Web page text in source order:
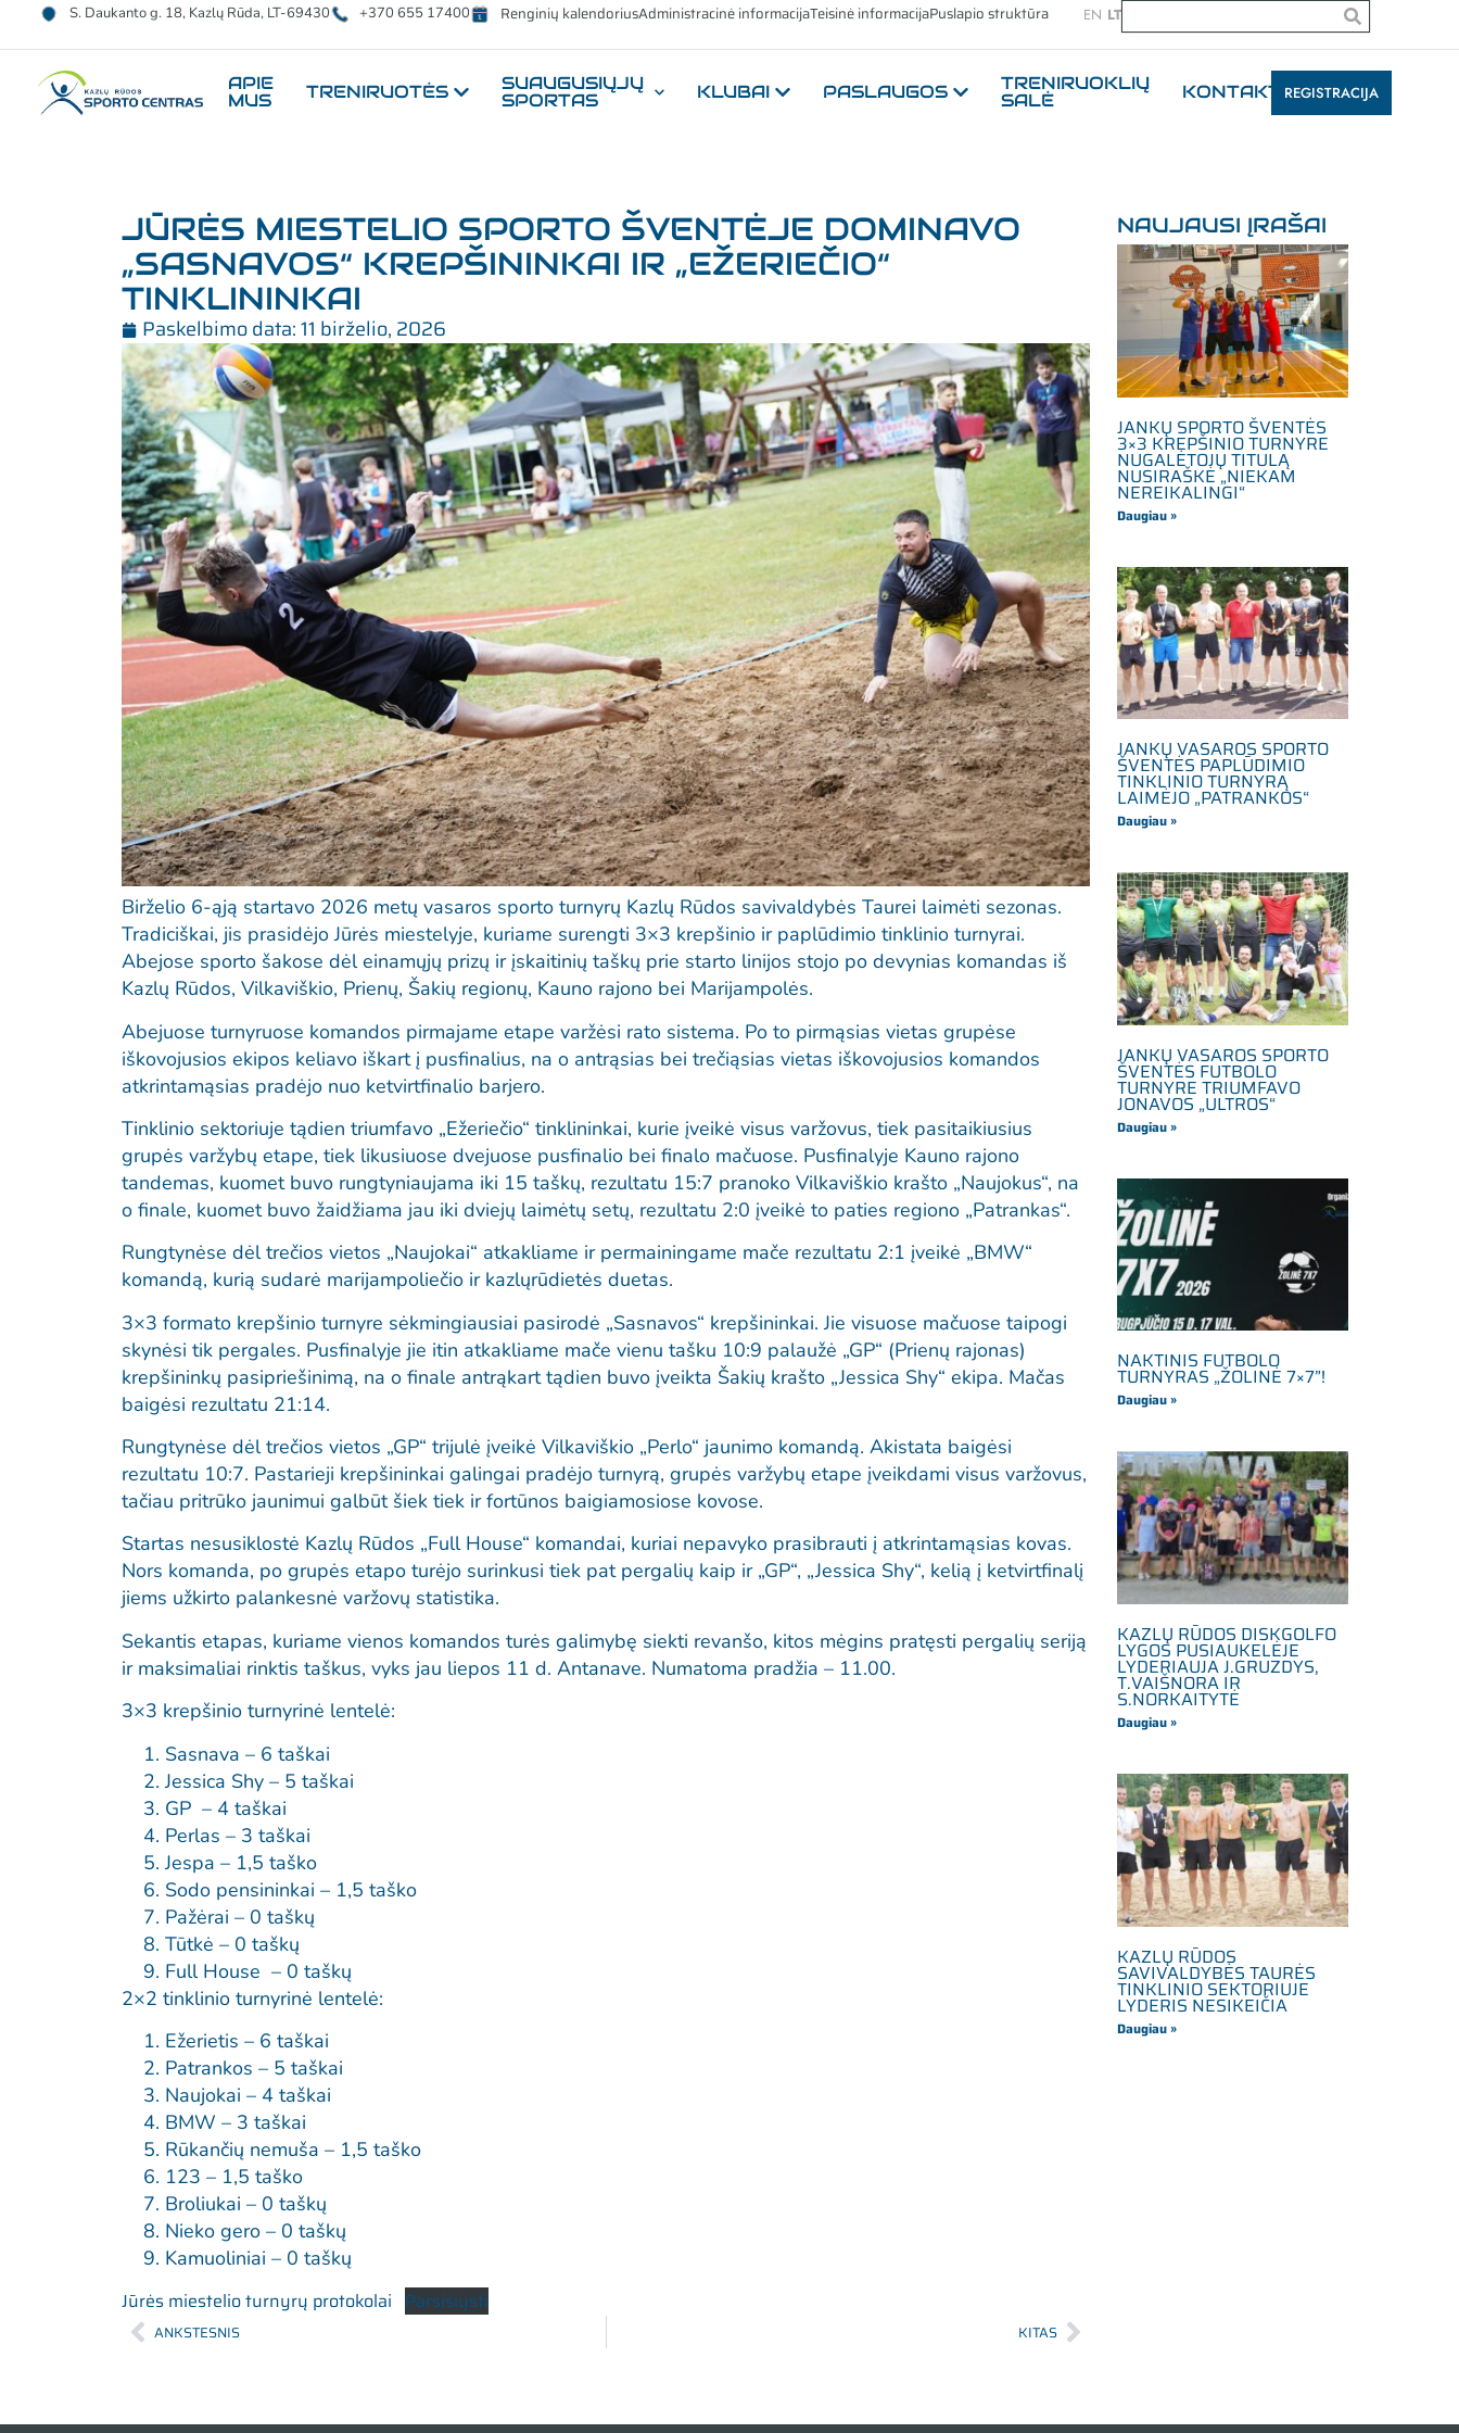
S. Daukanto g. 18, Kazlų Rūda, LT-69430 +370 655 17400 Renginių kalendoriusAdministracinė informacijaTeisinė informacijaPuslapio struktūra EN LT
APIE
MUS TRENIRUOTĖS SUAUGUSIŲJŲ
SPORTAS KLUBAI PASLAUGOS TRENIRUOKLIŲ
SALĖ KONTAKTAIREGISTRACIJA
JŪRĖS MIESTELIO SPORTO ŠVENTĖJE DOMINAVO
„SASNAVOS“ KREPŠININKAI IR „EŽERIEČIO“
TINKLININKAI
Paskelbimo data:11 birželio, 2026
Birželio 6-ąją startavo 2026 metų vasaros sporto turnyrų Kazlų Rūdos savivaldybės Taurei laimėti sezonas.
Tradiciškai, jis prasidėjo Jūrės miestelyje, kuriame surengti 3×3 krepšinio ir paplūdimio tinklinio turnyrai.
Abejose sporto šakose dėl einamųjų prizų ir įskaitinių taškų prie starto linijos stojo po devynias komandas iš
Kazlų Rūdos, Vilkaviškio, Prienų, Šakių regionų, Kauno rajono bei Marijampolės.
Abejuose turnyruose komandos pirmajame etape varžėsi rato sistema. Po to pirmąsias vietas grupėse
iškovojusios ekipos keliavo iškart į pusfinalius, na o antrąsias bei trečiąsias vietas iškovojusios komandos
atkrintamąsias pradėjo nuo ketvirtfinalio barjero.
Tinklinio sektoriuje tądien triumfavo „Ežeriečio“ tinklininkai, kurie įveikė visus varžovus, tiek pasitaikiusius
grupės varžybų etape, tiek likusiuose dvejuose pusfinalio bei finalo mačuose. Pusfinalyje Kauno rajono
tandemas, kuomet buvo rungtyniaujama iki 15 taškų, rezultatu 15:7 pranoko Vilkaviškio krašto „Naujokus“, na
o finale, kuomet buvo žaidžiama jau iki dviejų laimėtų setų, rezultatu 2:0 įveikė to paties regiono „Patrankas“.
Rungtynėse dėl trečios vietos „Naujokai“ atkakliame ir permainingame mače rezultatu 2:1 įveikė „BMW“
komandą, kurią sudarė marijampoliečio ir kazlųrūdietės duetas.
3×3 formato krepšinio turnyre sėkmingiausiai pasirodė „Sasnavos“ krepšininkai. Jie visuose mačuose taipogi
skynėsi tik pergales. Pusfinalyje jie itin atkakliame mače vienu tašku 10:9 palaužė „GP“ (Prienų rajonas)
krepšininkų pasipriešinimą, na o finale antrąkart tądien buvo įveikta Šakių krašto „Jessica Shy“ ekipa. Mačas
baigėsi rezultatu 21:14.
Rungtynėse dėl trečios vietos „GP“ trijulė įveikė Vilkaviškio „Perlo“ jaunimo komandą. Akistata baigėsi
rezultatu 10:7. Pastarieji krepšininkai galingai pradėjo turnyrą, grupės varžybų etape įveikdami visus varžovus,
tačiau pritrūko jaunimui galbūt šiek tiek ir fortūnos baigiamosiose kovose.
Startas nesusiklostė Kazlų Rūdos „Full House“ komandai, kuriai nepavyko prasibrauti į atkrintamąsias kovas.
Nors komanda, po grupės etapo turėjo surinkusi tiek pat pergalių kaip ir „GP“, „Jessica Shy“, kelią į ketvirtfinalį
jiems užkirto palankesnė varžovų statistika.
Sekantis etapas, kuriame vienos komandos turės galimybę siekti revanšo, kitos mėgins pratęsti pergalių seriją
ir maksimaliai rinktis taškus, vyks jau liepos 11 d. Antanave. Numatoma pradžia – 11.00.
3×3 krepšinio turnyrinė lentelė:
Sasnava – 6 taškai
Jessica Shy – 5 taškai
GP – 4 taškai
Perlas – 3 taškai
Jespa – 1,5 taško
Sodo pensininkai – 1,5 taško
Pažėrai – 0 taškų
Tūtkė – 0 taškų
Full House – 0 taškų
2×2 tinklinio turnyrinė lentelė:
Ežerietis – 6 taškai
Patrankos – 5 taškai
Naujokai – 4 taškai
BMW – 3 taškai
Rūkančių nemuša – 1,5 taško
123 – 1,5 taško
Broliukai – 0 taškų
Nieko gero – 0 taškų
Kamuoliniai – 0 taškų
Jūrės miestelio turnyrų protokolai Parsisiųsti
ANKSTESNIS KITAS
NAUJAUSI ĮRAŠAI
JANKŲ SPORTO ŠVENTĖS
3×3 KREPŠINIO TURNYRE
NUGALĖTOJŲ TITULĄ
NUSIRAŠKĖ „NIEKAM
NEREIKALINGI“
Daugiau »
JANKŲ VASAROS SPORTO
ŠVENTĖS PAPLŪDIMIO
TINKLINIO TURNYRĄ
LAIMĖJO „PATRANKOS“
Daugiau »
JANKŲ VASAROS SPORTO
ŠVENTĖS FUTBOLO
TURNYRE TRIUMFAVO
JONAVOS „ULTROS“
Daugiau »
NAKTINIS FUTBOLO
TURNYRAS „ŽOLINĖ 7×7”!
Daugiau »
KAZLŲ RŪDOS DISKGOLFO
LYGOS PUSIAUKELĖJE
LYDERIAUJA J.GRUZDYS,
T.VAIŠNORA IR
S.NORKAITYTĖ
Daugiau »
KAZLŲ RŪDOS
SAVIVALDYBĖS TAURĖS
TINKLINIO SEKTORIUJE
LYDERIS NESIKEIČIA
Daugiau »